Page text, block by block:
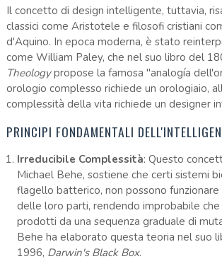
Il concetto di design intelligente, tuttavia,
classici come Aristotele e filosofi cristiani
d'Aquino. In epoca moderna, è stato
come William Paley, che nel suo libro del
Theologypropose la famosa "analogía
orologio complesso richiede un orologiaio,
complessità della vita richiede un designer
PRINCIPI FONDAMENTALI
Irreducibile Complessità: Questo
Michael Behe, sostiene che certi sistemi
flagello batterico, non possono funzionare
delle loro parti, rendendo improbabile che
prodotti da una sequenza graduale di
Behe ha elaborato questa teoria nel suo
1996, Darwin's Black Box.